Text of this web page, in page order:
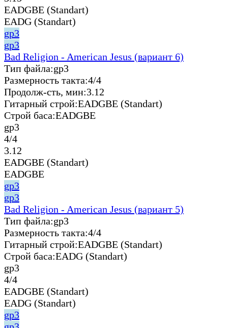
EADGBE (Standart)
EADG (Standart)
gp3
gp3
Bad Religion - American Jesus (вариант 6)
Тип файла:gp3
Размерность такта:4/4
Продолж-сть, мин:3.12
Гитарный строй:EADGBE (Standart)
Строй баса:EADGBE
gp3
4/4
3.12
EADGBE (Standart)
EADGBE
gp3
gp3
Bad Religion - American Jesus (вариант 5)
Тип файла:gp3
Размерность такта:4/4
Гитарный строй:EADGBE (Standart)
Строй баса:EADG (Standart)
gp3
4/4
EADGBE (Standart)
EADG (Standart)
gp3